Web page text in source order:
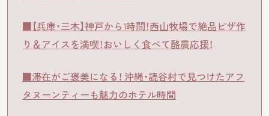
■【兵庫・三木】神戸から1時間！西山牧場で絶品ピザ作
り＆アイスを満喫！おいしく食べて酪農応援！
■滞在がご褒美になる！ 沖縄・読谷村で見つけたアフ
タヌーンティーも魅力のホテル時間